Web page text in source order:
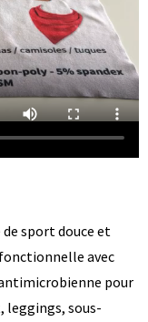
sport douce et
avec
pour
leggings, sous-